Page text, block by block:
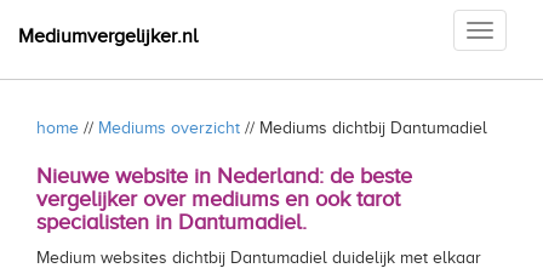
Toggle
Mediumvergelijker.nl
home // Mediums overzicht // Mediums dichtbij Dantumadiel
Nieuwe website in Nederland: de beste
vergelijker over mediums en ook tarot
specialisten in Dantumadiel.
Medium websites dichtbij Dantumadiel duidelijk met elkaar